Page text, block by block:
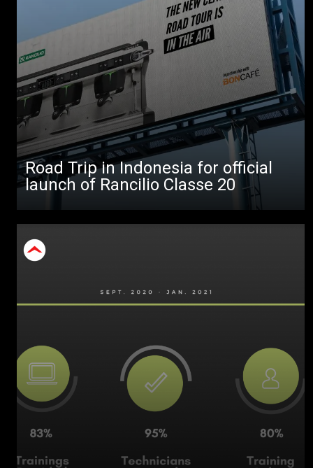
Road Trip in Indonesia for official
launch of Rancilio Classe 20
Todos
Produtos
Notícias
Descarregar
Mais